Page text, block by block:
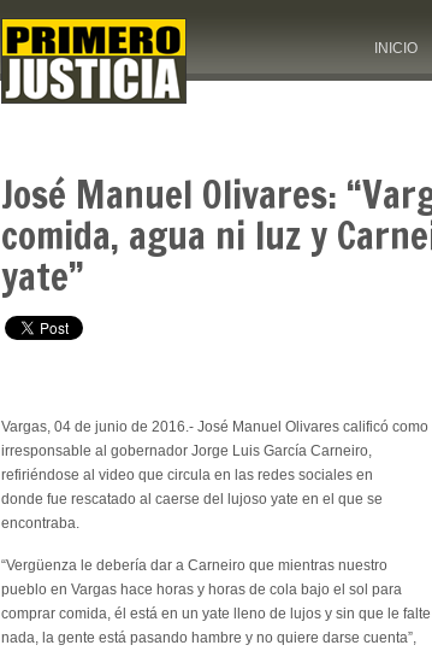
INICIO
José Manuel Olivares:
comida, agua ni luz y
yate”
Vargas, 04 de junio de 2016.- José Manuel Olivares calificó como
irresponsable al gobernador Jorge Luis García Carneiro,
refiriéndose al video que circula en las redes sociales en
donde fue rescatado al caerse del lujoso yate en el que se
encontraba.
“Vergüenza le debería dar a Carneiro que mientras nuestro
pueblo en Vargas hace horas y horas de cola bajo el sol para
comprar comida, él está en un yate lleno de lujos y sin que le falte
nada, la gente está pasando hambre y no quiere darse cuenta”,